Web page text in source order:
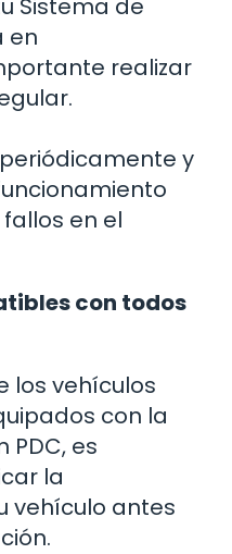
Sistema de
en
realizar
y
en el
con todos
los vehículos
con la
PDC, es
la
vehículo antes